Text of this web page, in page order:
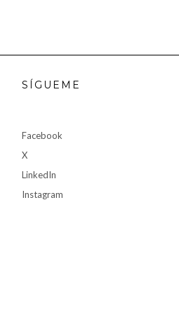
SÍGUEME
Facebook
X
LinkedIn
Instagram